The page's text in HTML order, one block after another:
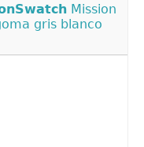
Mission
gris blanco